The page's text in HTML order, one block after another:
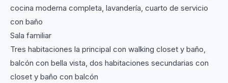
cocina moderna completa, lavandería, cuarto de servicio
con baño
Sala familiar
Tres habitaciones la principal con walking closet y baño,
balcón con bella vista, dos habitaciones secundarias con
closet y baño con balcón